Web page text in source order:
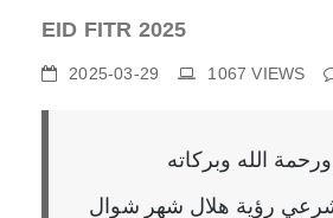
EID FITR 2025
2025-03-29 1067VIEWS
الله وبركاته
رؤية هلال شهر شوال